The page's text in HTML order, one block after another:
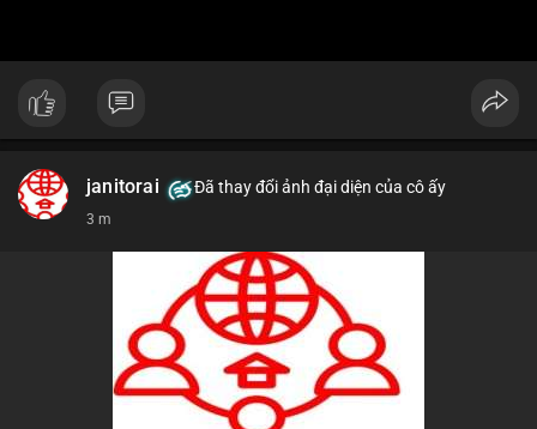
janitorai Đã thay đổi ảnh đại diện của cô ấy
3 m